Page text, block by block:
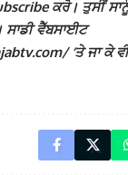
ਕਰੋ। ਤੁਸੀਂ
ਵੈੱਬਸਾਈਟ
‘ਤੇ ਜਾ ਕੇ